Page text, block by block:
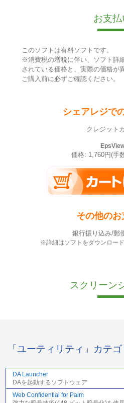
お支払
このソフトは有料ソフトです。
※消費税の増税に伴い、ソフト詳
されている価格と、実際の価格が
ご購入前に必ずご確認ください。
シェアレジで
クレジット
価格: 1,760円(手
その他のお
銀行振り込み/郵
※詳細はソフトをダウンロード
スクリーン
「ユーティリティ」カテ
DA Launcher
DAを起動するソフトウェア
Web Confidential for Palm